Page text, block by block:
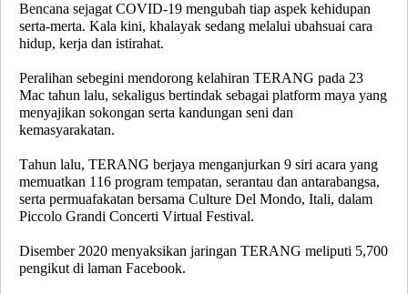
Bencana sejagat COVID-19 mengubah tiap aspek kehidupan
serta-merta. Kala kini, khalayak sedang melalui ubahsuai cara
hidup, kerja dan istirahat.
Peralihan sebegini mendorong kelahiran TERANG pada 23
Mac tahun lalu, sekaligus bertindak sebagai platform maya yang
menyajikan sokongan serta kandungan seni dan
kemasyarakatan.
Tahun lalu, TERANG berjaya menganjurkan 9 siri acara yang
memuatkan 116 program tempatan, serantau dan antarabangsa,
serta permuafakatan bersama Culture Del Mondo, Itali, dalam
Piccolo Grandi Concerti Virtual Festival.
Disember 2020 menyaksikan jaringan TERANG meliputi 5,700
pengikut di laman Facebook.